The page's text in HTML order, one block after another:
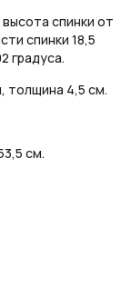
спинки от
спинки 18,5
градуса.
толщина 4,5 см.
см.